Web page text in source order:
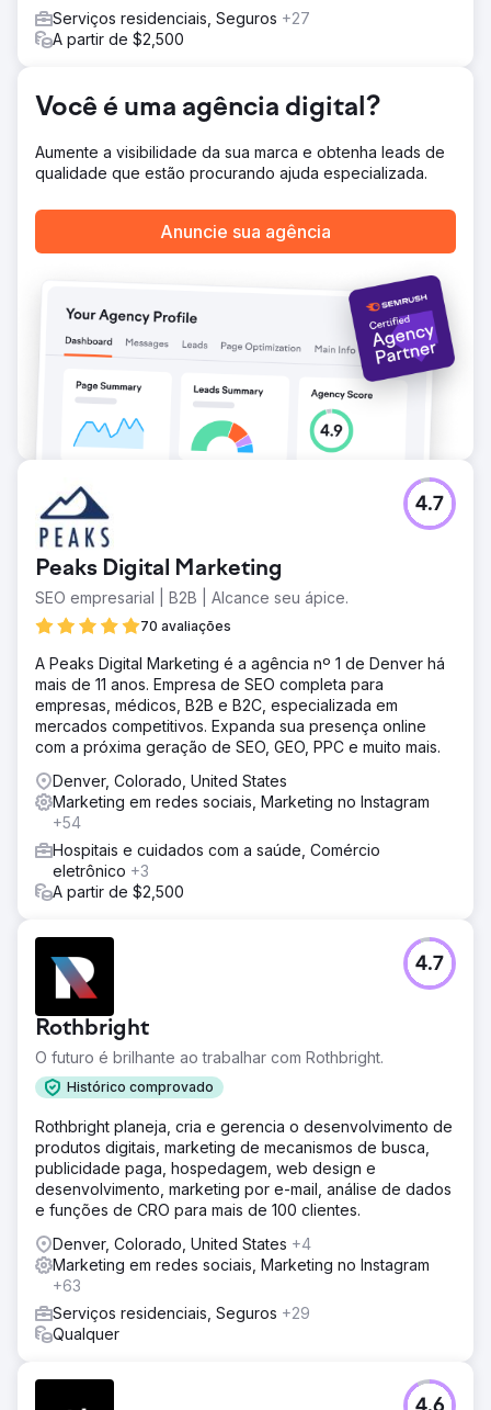
Resultado
Os resultados foram notáveis: o tráfego orgânico do
orgânicas aumentaram 181,86%, de 228 mil para 414.638.
Demonstrando o sucesso da abordagem do Digitlab para
visibilidade e tráfego em mecanismos de pesquisa.
Serviços residenciais, Seguros +27
A partir de $2,500
Você é uma agência digital?
Aumente a visibilidade da sua marca e obtenha leads de
qualidade que estão procurando ajuda especializada.
Anuncie sua agência
Peaks Digital Marketing
SEO empresarial | B2B | Alcance seu ápice.
70 avaliações
4.7
A Peaks Digital Marketing é a agência nº 1 de Denver há
mais de 11 anos. Empresa de SEO completa para
empresas, médicos, B2B e B2C, especializada em
mercados competitivos. Expanda sua presença online
com a próxima geração de SEO, GEO, PPC e muito mais.
Denver, Colorado, United States
Marketing em redes sociais, Marketing no Instagram
+54
Hospitais e cuidados com a saúde, Comércio
eletrônico +3
A partir de $2,500
Rothbright
O futuro é brilhante ao trabalhar com Rothbright.
Histórico comprovado
4.7
Rothbright planeja, cria e gerencia o desenvolvimento de
produtos digitais, marketing de mecanismos de busca,
publicidade paga, hospedagem, web design e
desenvolvimento, marketing por e-mail, análise de dados
e funções de CRO para mais de 100 clientes.
Denver, Colorado, United States +4
Marketing em redes sociais, Marketing no Instagram
+63
Serviços residenciais, Seguros +29
Qualquer